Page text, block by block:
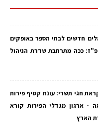
חדשים לבתי הספר באופקים
ככה מתרחבת שדרת הניהול
חגי תשרי: עונת קטיף פירות
- ארגון מגדלי הפירות קורא
הארץ